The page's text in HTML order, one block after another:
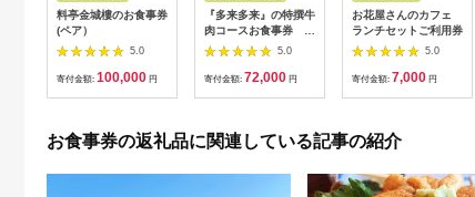
料亭金城樓のお食事券
(ペア）
5.0
寄付金額: 100,000 円
『多来多来』の特撰牛
肉コースお食事券 4
名様分【1131614】
5.0
寄付金額: 72,000 円
お花屋さんのカフェ
ランチセットご利用券
5.0
寄付金額: 7,000 円
お食事券の返礼品に関連している記事の紹介